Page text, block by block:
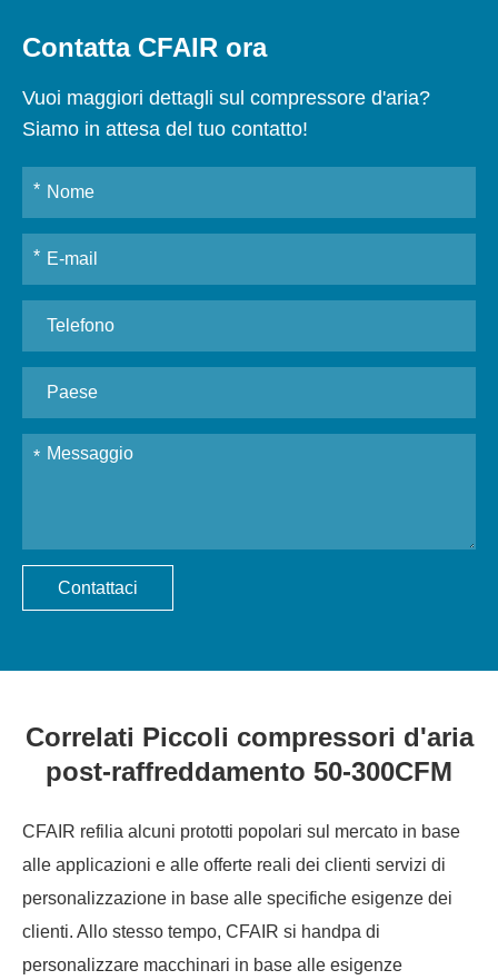
Contatta CFAIR ora
Vuoi maggiori dettagli sul compressore d'aria?
Siamo in attesa del tuo contatto!
Contattaci
Correlati Piccoli compressori d'aria
post-raffreddamento 50-300CFM
CFAIR refilia alcuni prototti popolari sul mercato in base
alle applicazioni e alle offerte reali dei clienti servizi di
personalizzazione in base alle specifiche esigenze dei
clienti. Allo stesso tempo, CFAIR si handpa di
personalizzare macchinari in base alle esigenze